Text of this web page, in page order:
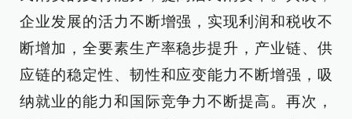
企业发展的活力不断增强，实现利润和税收不
断增加，全要素生产率稳步提升，产业链、供
应链的稳定性、韧性和应变能力不断增强，吸
纳就业的能力和国际竞争力不断提高。再次，